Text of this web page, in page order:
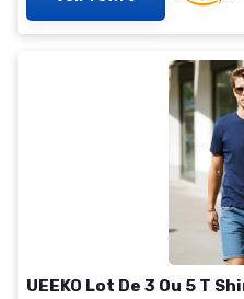
UEEKO Lot De 3 Ou 5 T